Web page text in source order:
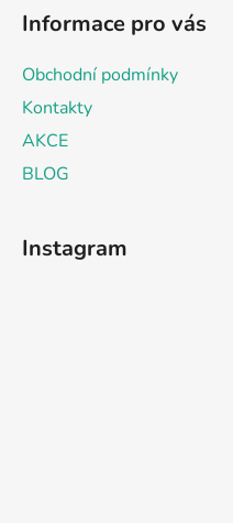
Informace pro vás
Obchodní podmínky
Kontakty
AKCE
BLOG
Instagram